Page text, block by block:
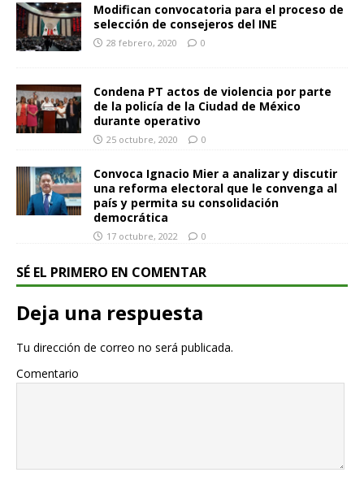
Modifican convocatoria para el proceso de
selección de consejeros del INE
28 febrero, 2020 0
Condena PT actos de violencia por parte
de la policía de la Ciudad de México
durante operativo
25 octubre, 2020 0
Convoca Ignacio Mier a analizar y discutir
una reforma electoral que le convenga al
país y permita su consolidación
democrática
17 octubre, 2022 0
SÉ EL PRIMERO EN COMENTAR
Deja una respuesta
Tu dirección de correo no será publicada.
Comentario